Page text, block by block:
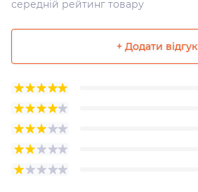
середній рейтинг товару
+ Додати відгук